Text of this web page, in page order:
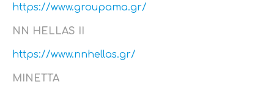
https://www.groupama.gr/
NN HELLAS II
https://www.nnhellas.gr/
MINETTA